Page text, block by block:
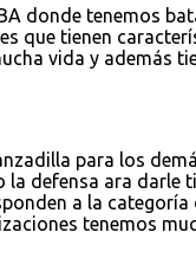
donde tenemos
que tienen
vida y además
para los
defensa ara darle
a la
tenemos